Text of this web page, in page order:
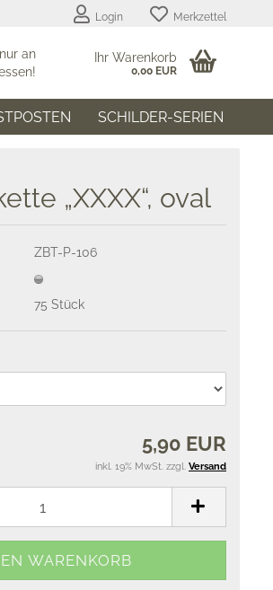
Login Merkzettel
an
Ihr Warenkorb
0,00 EUR
SCHILDER-SERIEN
„XXXX“, oval
ZBT-P-106
75 Stück
5,90 EUR
inkl. 19% MwSt. zzgl. Versand